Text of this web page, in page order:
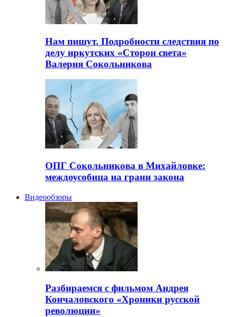
Нам пишут. Подробности следствия по
делу иркутских «Сторон света»
Валерия Сокольникова
ОПГ Сокольникова в Михайловке:
междоусобица на грани закона
Видеообзоры
Разбираемся с фильмом Андрея
Кончаловского «Хроники русской
революции»